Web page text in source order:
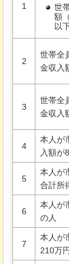
1
世
額
以
2
世帯全
金収入
3
世帯全
金収入
4
本人が
入額が
5
本人が
合計所
6
本人が
の人
7
本人が
210万